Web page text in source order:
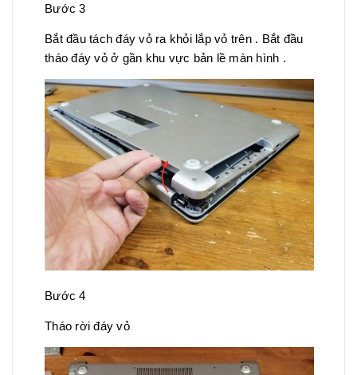
Bước 3
Bắt đầu tách đáy vỏ ra khỏi lắp vỏ trên . Bắt đầu
tháo đáy vỏ ở gần khu vực bản lề màn hình .
Bước 4
Tháo rời đáy vỏ